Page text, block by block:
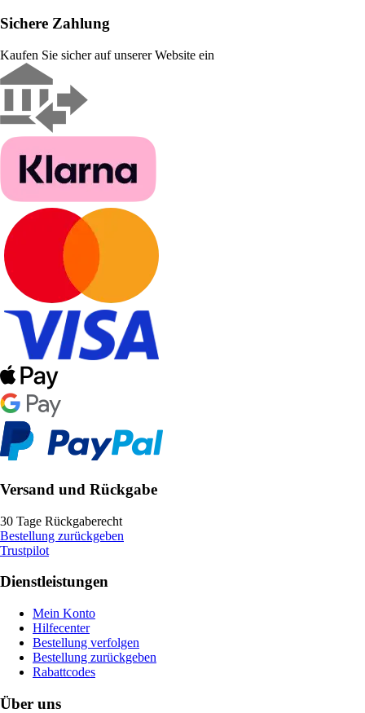
Sichere Zahlung
Kaufen Sie sicher auf unserer Website ein
Versand und Rückgabe
30 Tage Rückgaberecht
Bestellung zurückgeben
Trustpilot
Dienstleistungen
Mein Konto
Hilfecenter
Bestellung verfolgen
Bestellung zurückgeben
Rabattcodes
Über uns